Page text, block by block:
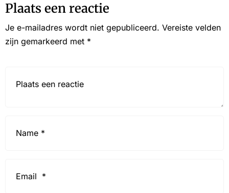
Plaats een reactie
Je e-mailadres wordt niet gepubliceerd. Vereiste velden
zijn gemarkeerd met *